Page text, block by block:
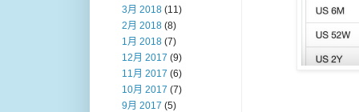
3月 2018 (11)
2月 2018 (8)
1月 2018 (7)
12月 2017 (9)
11月 2017 (6)
10月 2017 (7)
9月 2017 (5)